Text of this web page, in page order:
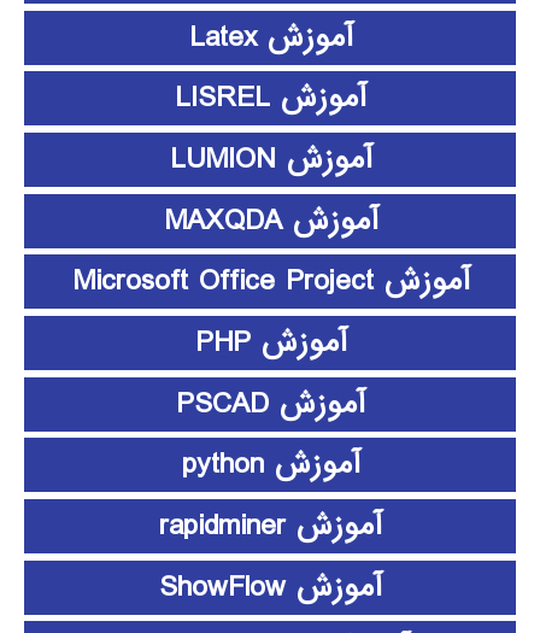
آموزش Latex
آموزش LISREL
آموزش LUMION
آموزش MAXQDA
آموزش Microsoft Office Project
آموزش PHP
آموزش PSCAD
آموزش python
آموزش rapidminer
آموزش ShowFlow